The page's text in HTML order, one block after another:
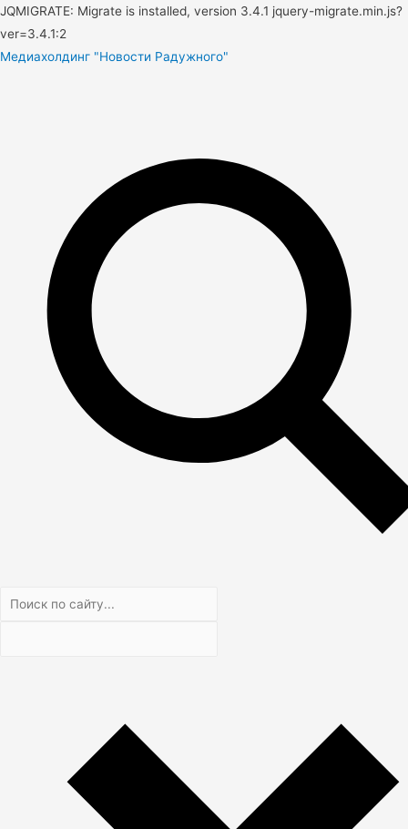
JQMIGRATE: Migrate is installed, version 3.4.1 jquery-migrate.min.js?
ver=3.4.1:2
Медиахолдинг "Новости Радужного"